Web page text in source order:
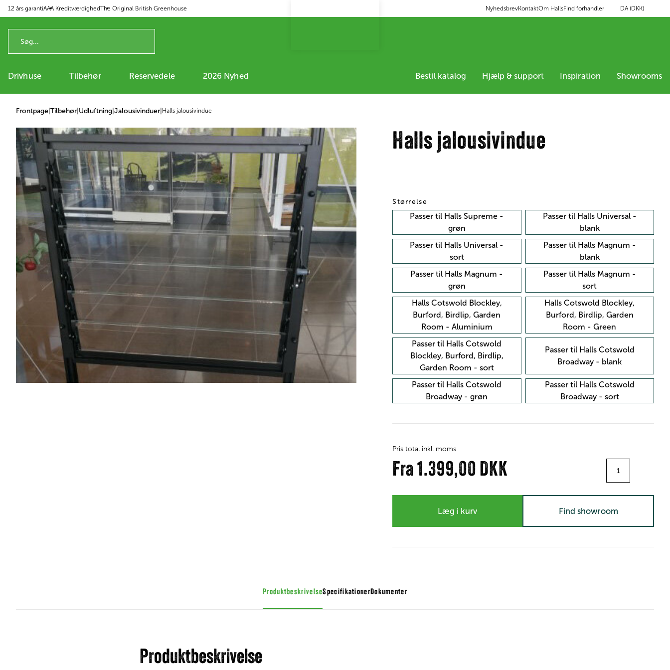
til indhold
12 års garantiAAA KreditværdighedThe Original British Greenhouse NyhedsbrevKontaktOm HallsFind forhandler DA (DKK)
Drivhuse Tilbehør Reservedele 2026 Nyhed Bestil katalog Hjælp & support Inspiration Showrooms
Frontpage Tilbehør Udluftning Jalousivinduer Halls jalousivindue
Halls jalousivindue
Størrelse
Passer til Halls Supreme -
grøn
Passer til Halls Universal -
blank
Passer til Halls Universal -
sort
Passer til Halls Magnum -
blank
Passer til Halls Magnum -
grøn
Passer til Halls Magnum -
sort
Halls Cotswold Blockley,
Burford, Birdlip, Garden
Room - Aluminium
Halls Cotswold Blockley,
Burford, Birdlip, Garden
Room - Green
Passer til Halls Cotswold
Blockley, Burford, Birdlip,
Garden Room - sort
Passer til Halls Cotswold
Broadway - blank
Passer til Halls Cotswold
Broadway - grøn
Passer til Halls Cotswold
Broadway - sort
Pris total inkl. moms
Fra 1.399,00 DKK
Læg i kurv Find showroom
ProduktbeskrivelseSpecifikationerDokumenter
Produktbeskrivelse